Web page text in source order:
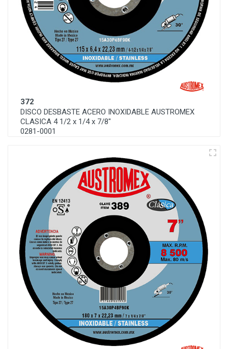
372
DISCO DESBASTE ACERO INOXIDABLE AUSTROMEX
CLASICA 4 1/2 x 1/4 x 7/8"
0281-0001